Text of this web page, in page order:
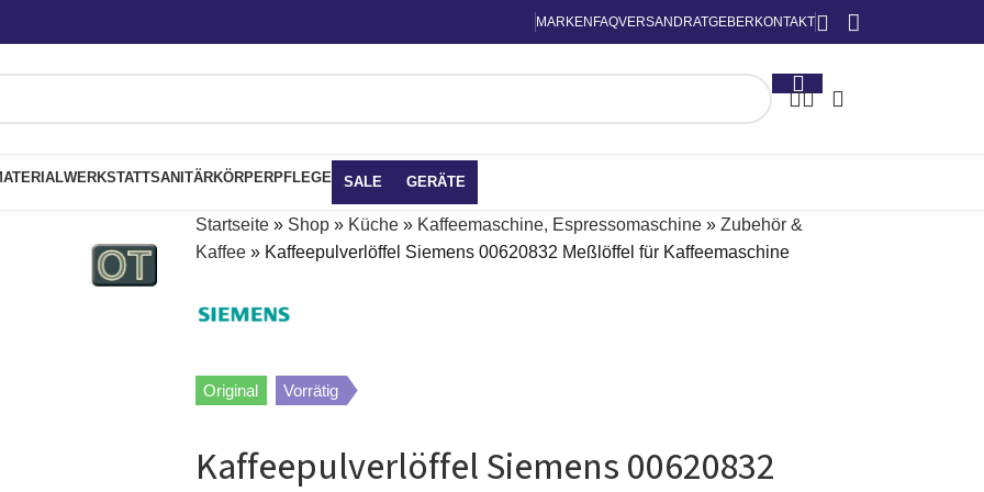
MARKEN FAQVERSAND RATGEBER KONTAKT
WERKSTATTSANITÄRKÖRPERPFLEGE SALE GERÄTE
Startseite» Shop» Küche» Kaffeemaschine, Espressomaschine» Zubehör &
Kaffee» Kaffeepulverlöffel Siemens 00620832 Meßlöffel für Kaffeemaschine
Original Vorrätig
Kaffeepulverlöffel Siemens 00620832